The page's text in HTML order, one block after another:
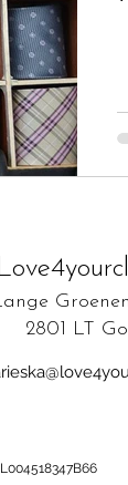
2801 LT